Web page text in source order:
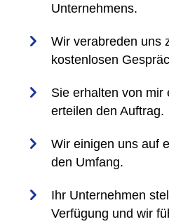
Unternehmens.
Wir verabreden uns
kostenlosen
Sie erhalten von mir
erteilen den Auftrag.
Wir einigen uns auf
den Umfang.
Ihr Unternehmen
Verfügung und wir